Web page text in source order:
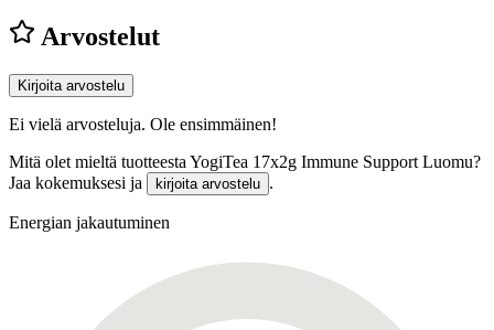
Arvostelut
Kirjoita arvostelu
Ei vielä arvosteluja. Ole ensimmäinen!
Mitä olet mieltä tuotteesta YogiTea 17x2g Immune Support Luomu?
Jaa kokemuksesi ja
kirjoita arvostelu .
Energian jakautuminen